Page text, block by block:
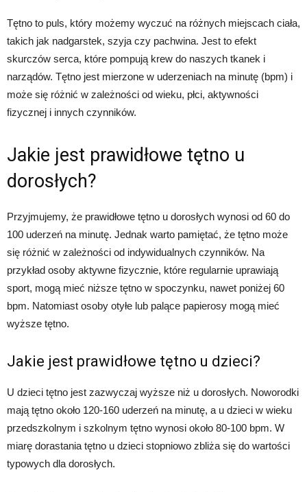
Tętno to puls, który możemy wyczuć na różnych miejscach ciała,
takich jak nadgarstek, szyja czy pachwina. Jest to efekt
skurczów serca, które pompują krew do naszych tkanek i
narządów. Tętno jest mierzone w uderzeniach na minutę (bpm) i
może się różnić w zależności od wieku, płci, aktywności
fizycznej i innych czynników.
Jakie jest prawidłowe tętno u
dorosłych?
Przyjmujemy, że prawidłowe tętno u dorosłych wynosi od 60 do
100 uderzeń na minutę. Jednak warto pamiętać, że tętno może
się różnić w zależności od indywidualnych czynników. Na
przykład osoby aktywne fizycznie, które regularnie uprawiają
sport, mogą mieć niższe tętno w spoczynku, nawet poniżej 60
bpm. Natomiast osoby otyłe lub palące papierosy mogą mieć
wyższe tętno.
Jakie jest prawidłowe tętno u dzieci?
U dzieci tętno jest zazwyczaj wyższe niż u dorosłych. Noworodki
mają tętno około 120-160 uderzeń na minutę, a u dzieci w wieku
przedszkolnym i szkolnym tętno wynosi około 80-100 bpm. W
miarę dorastania tętno u dzieci stopniowo zbliża się do wartości
typowych dla dorosłych.